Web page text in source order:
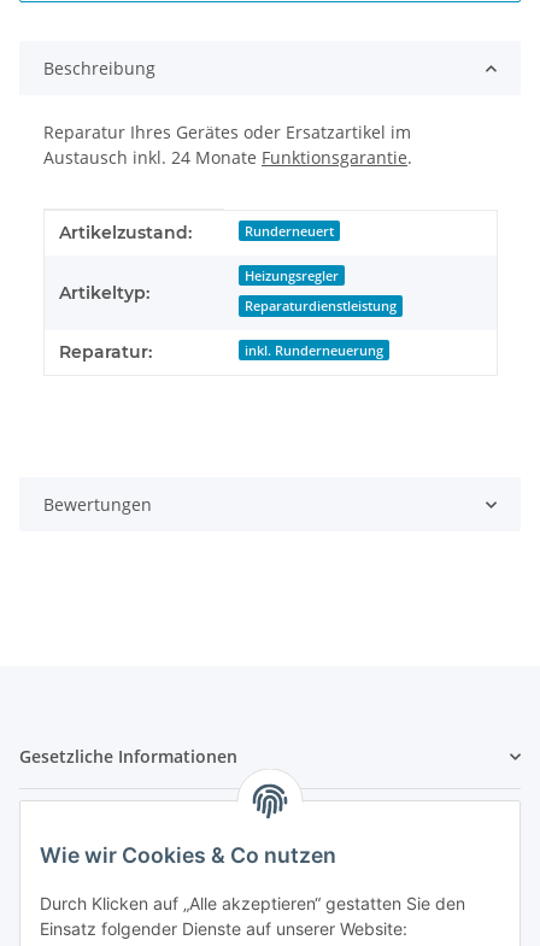
Wie wir Cookies & Co nutzen
Durch Klicken auf „Alle akzeptieren“ gestatten Sie den
Einsatz folgender Dienste auf unserer Website:
Beschreibung
Reparatur Ihres Gerätes oder Ersatzartikel im
Austausch inkl. 24 Monate Funktionsgarantie.
Produkteigenschaft
Wert
Artikelzustand: Runderneuert
Artikeltyp:
Heizungsregler
Reparaturdienstleistung
Reparatur: inkl. Runderneuerung
Bewertungen
Gesetzliche Informationen